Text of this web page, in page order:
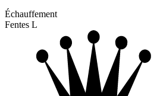
Échauffement
Fentes L